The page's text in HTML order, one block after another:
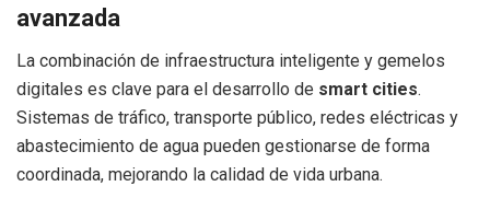
avanzada
La combinación de infraestructura inteligente y gemelos
digitales es clave para el desarrollo de smart cities.
Sistemas de tráfico, transporte público, redes eléctricas y
abastecimiento de agua pueden gestionarse de forma
coordinada, mejorando la calidad de vida urbana.